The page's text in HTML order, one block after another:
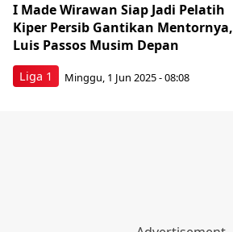
Liga 1
I Made Wirawan Siap Jadi Pelatih
Kiper Persib Gantikan Mentornya,
Luis Passos Musim Depan
Minggu, 1 Jun 2025 - 08:08